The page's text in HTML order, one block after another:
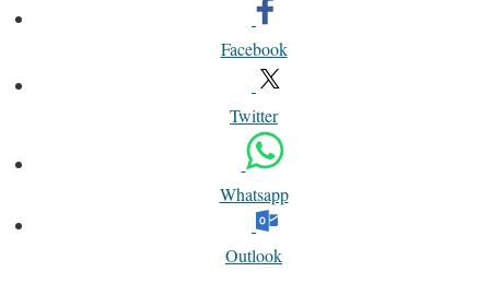
Facebook
Twitter
Whatsapp
Outlook